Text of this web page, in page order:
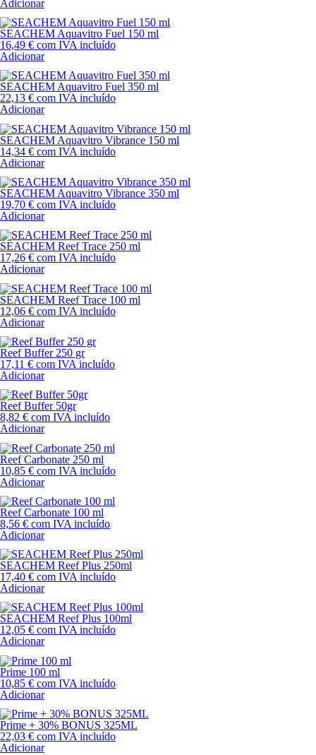
Adicionar
SEACHEM Aquavitro Fuel 150 ml
16,49 € com IVA incluído
Adicionar
SEACHEM Aquavitro Fuel 350 ml
22,13 € com IVA incluído
Adicionar
SEACHEM Aquavitro Vibrance 150 ml
14,34 € com IVA incluído
Adicionar
SEACHEM Aquavitro Vibrance 350 ml
19,70 € com IVA incluído
Adicionar
SEACHEM Reef Trace 250 ml
17,26 € com IVA incluído
Adicionar
SEACHEM Reef Trace 100 ml
12,06 € com IVA incluído
Adicionar
Reef Buffer 250 gr
17,11 € com IVA incluído
Adicionar
Reef Buffer 50gr
8,82 € com IVA incluído
Adicionar
Reef Carbonate 250 ml
10,85 € com IVA incluído
Adicionar
Reef Carbonate 100 ml
8,56 € com IVA incluído
Adicionar
SEACHEM Reef Plus 250ml
17,40 € com IVA incluído
Adicionar
SEACHEM Reef Plus 100ml
12,05 € com IVA incluído
Adicionar
Prime 100 ml
10,85 € com IVA incluído
Adicionar
Prime + 30% BONUS 325ML
22,03 € com IVA incluído
Adicionar